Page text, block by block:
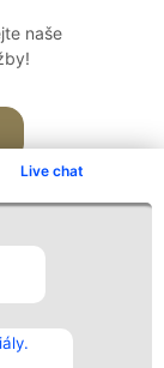
Live chat
naše